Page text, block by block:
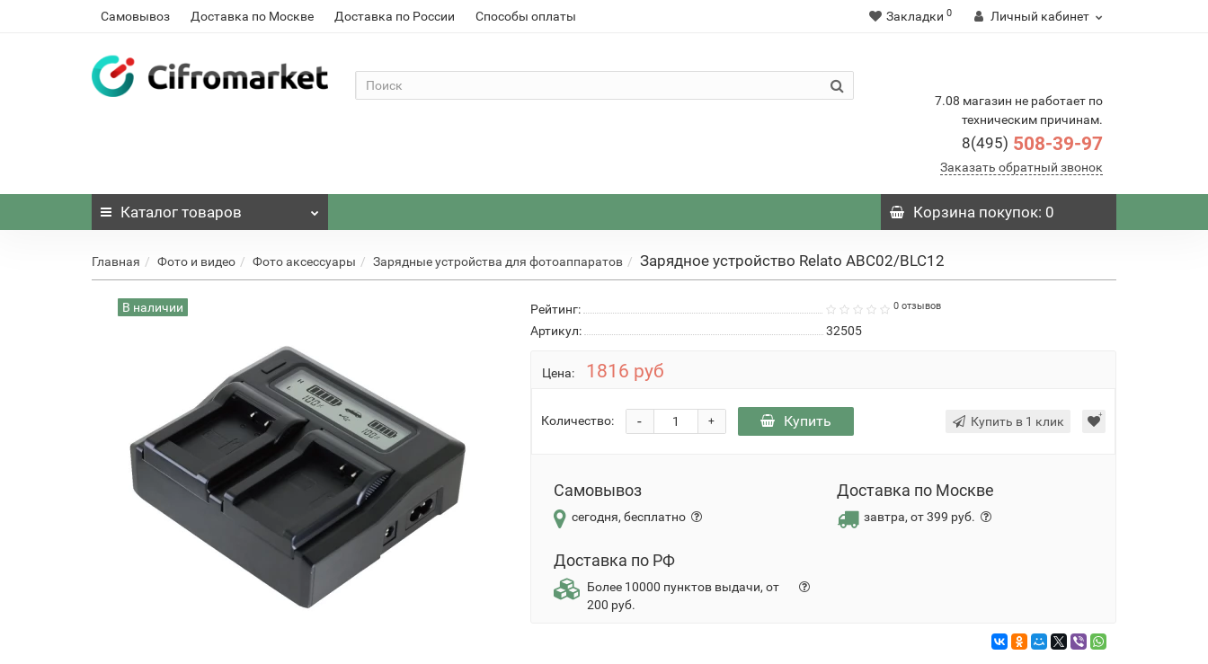
Самовывоз Доставка по Москве Доставка по России Способы оплаты Закладки 0 Личный кабинет
7.08 магазин не работает по
техническим причинам.
8(495) 508-39-97
Заказать обратный звонок
Каталог товаров Корзинапокупок: 0
Главная Фото и видео Фото аксессуары Зарядные устройства для фотоаппаратов Зарядное устройство Relato ABC02/BLC12
В наличии Рейтинг: 0 отзывов
Артикул: 32505
Цена: 1816 руб
Количество: +
- Купить Купить в 1 клик
Самовывоз
сегодня, бесплатно
Доставка по Москве
завтра, от 399 руб.
Доставка по РФ
Более 10000 пунктов выдачи, от
200 руб.